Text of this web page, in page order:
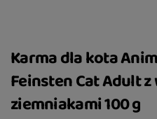
Karma dla kota
Feinsten Cat Adult
ziemniakami 100 g